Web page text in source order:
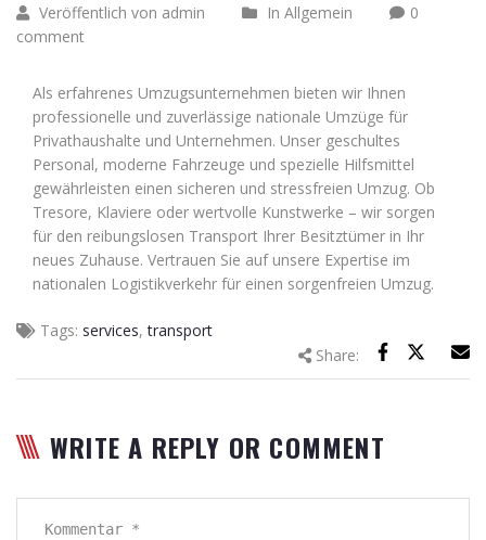
Veröffentlich von admin In Allgemein
0
comment
Als erfahrenes Umzugsunternehmen bieten wir Ihnen
professionelle und zuverlässige nationale Umzüge für
Privathaushalte und Unternehmen. Unser geschultes
Personal, moderne Fahrzeuge und spezielle Hilfsmittel
gewährleisten einen sicheren und stressfreien Umzug. Ob
Tresore, Klaviere oder wertvolle Kunstwerke – wir sorgen
für den reibungslosen Transport Ihrer Besitztümer in Ihr
neues Zuhause. Vertrauen Sie auf unsere Expertise im
nationalen Logistikverkehr für einen sorgenfreien Umzug.
Tags: services,transport
Share:
WRITE A REPLY OR COMMENT